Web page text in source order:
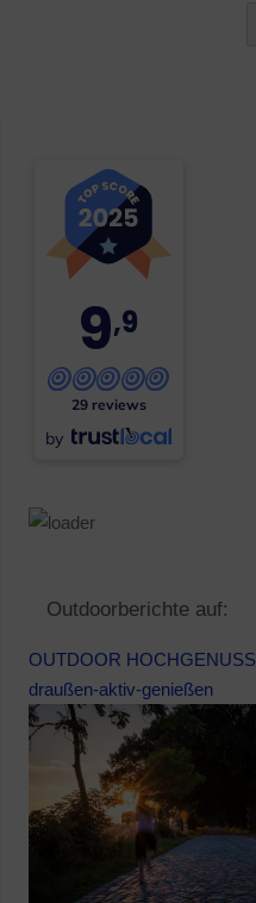
9,9
29 reviews
by
Outdoorberichte auf:
OUTDOOR HOCHGENUSS
draußen-aktiv-genießen